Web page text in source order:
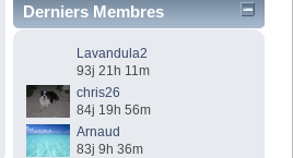
Derniers Membres
Lavandula2
93j 21h 11m
chris26
84j 19h 56m
Arnaud
83j 9h 36m